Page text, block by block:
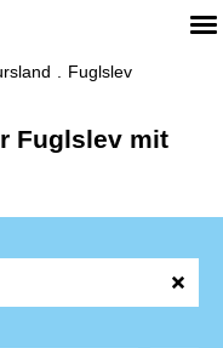
Fuglslev
Fuglslev mit